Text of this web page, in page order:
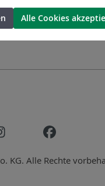
KG. Alle Rechte
Alle Cookies